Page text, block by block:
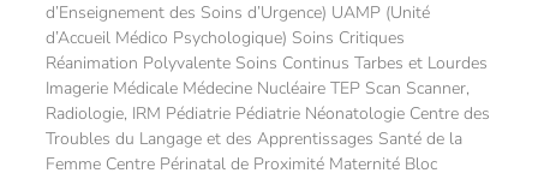
d’Enseignement des Soins d’Urgence) UAMP (Unité
d’Accueil Médico Psychologique) Soins Critiques
Réanimation Polyvalente Soins Continus Tarbes et Lourdes
Imagerie Médicale Médecine Nucléaire TEP Scan Scanner,
Radiologie, IRM Pédiatrie Pédiatrie Néonatologie Centre des
Troubles du Langage et des Apprentissages Santé de la
Femme Centre Périnatal de Proximité Maternité Bloc